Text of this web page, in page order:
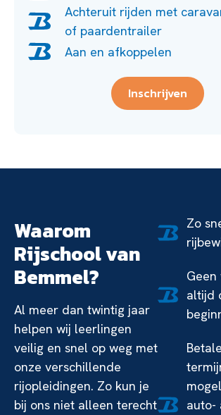
Achteruit rijden met
of paardentrailer
Aan en afkoppelen
Inschrijven
Waarom
Rijschool van
Bemmel?
Al meer dan twintig jaar
helpen wij leerlingen
veilig en snel op weg met
onze verschillende
rijopleidingen. Zo kun je
bij ons niet alleen terecht
Zo
altijd
auto-